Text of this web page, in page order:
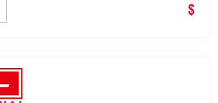
cambio de neumáticos, gato
llave de impac
$